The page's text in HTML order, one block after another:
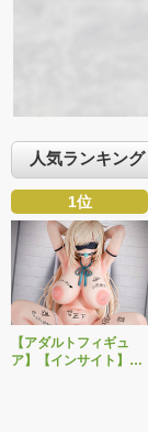
人気ランキング
1位
【アダルトフィギュ
ア】【インサイト】肉